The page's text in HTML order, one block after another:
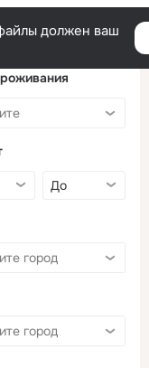
должен ваш